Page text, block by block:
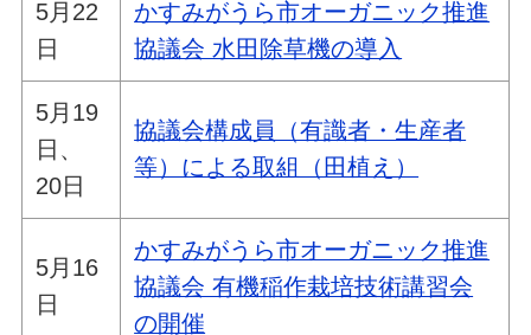
5月22
日
かすみがうら市オーガニック推進
協議会 水田除草機の導入
5月19
日、
20日
協議会構成員（有識者・生産者
等）による取組（田植え）
5月16
日
かすみがうら市オーガニック推進
協議会 有機稲作栽培技術講習会
の開催